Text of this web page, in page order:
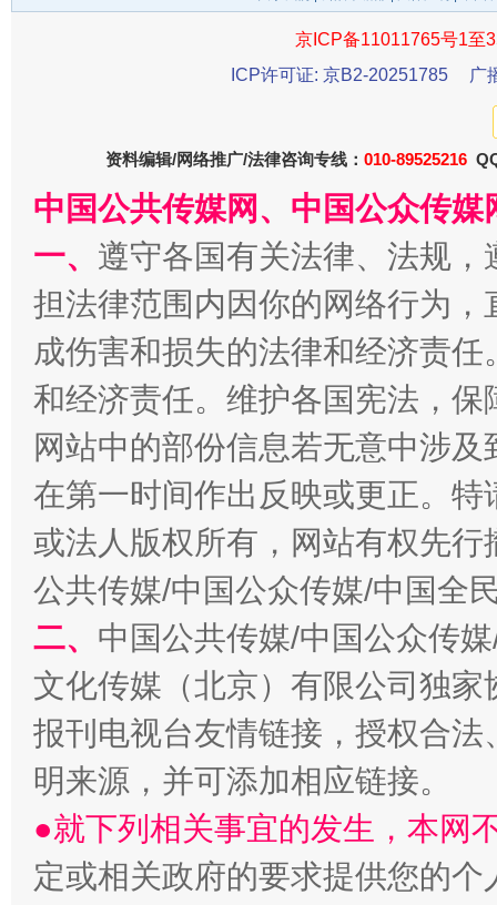
一批国家标准开始实施 从
从幼儿园到大学，有这些资助 “
京ICP备11011765号1至
ICP许可证: 京B2-20251785
广
资料编辑/网络推广/法律咨询专线： 010-89525216
中国公共传媒网、中国公众传
一、 遵守各国有关法律、法规
担法律范围内因你的网络行为
成伤害和损失的法律和经济责
和经济责任。维护各国宪法，
网站中的部份信息若无意中涉
在第一时间作出反映或更正。
或法人版权所有，网站有权先
公共传媒/中国公众传媒/中国全
二、 中国公共传媒/中国公众传
文化传媒（北京）有限公司独
报刊电视台友情链接，授权合
明来源，并可添加相应链接。
●就下列相关事宜的发生，本网
定或相关政府的要求提供您的个